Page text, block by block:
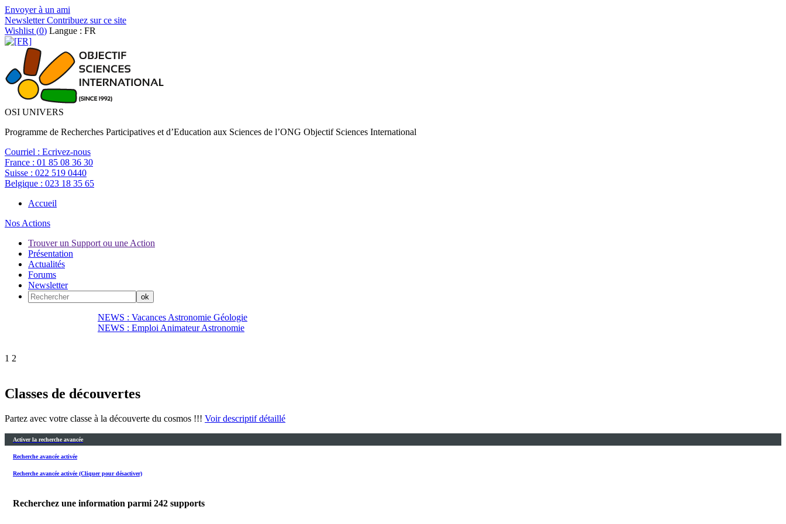
Envoyer à un ami
NewsletterContribuez sur ce site
Wishlist (0) Langue : FR
OSI UNIVERS
Programme de Recherches Participatives et d’Education aux Sciences de l’ONG Objectif Sciences International
Courriel : Ecrivez-nous
France : 01 85 08 36 30
Suisse : 022 519 0440
Belgique : 023 18 35 65
Accueil
Nos Actions
Trouver un Support ou une Action
Présentation
Actualités
Forums
Newsletter
NEWS : Vacances Astronomie Géologie
NEWS : Emploi Animateur Astronomie
1 2
Classes de découvertes
Partez avec votre classe à la découverte du cosmos !!! Voir descriptif détaillé
Activer la recherche avancée
Recherche avancée activée
Recherche avancée activée (Cliquer pour désactiver)
Recherchez une information parmi 242 supports